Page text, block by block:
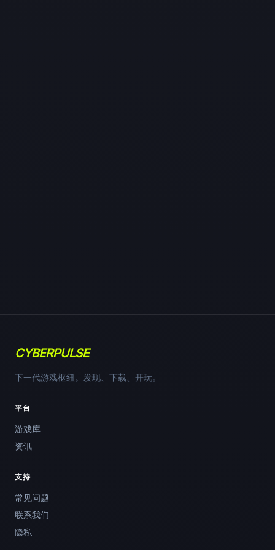
CYBERPULSE
下一代游戏枢纽。发现、下载、开玩。
平台
游戏库
资讯
支持
常见问题
联系我们
隐私